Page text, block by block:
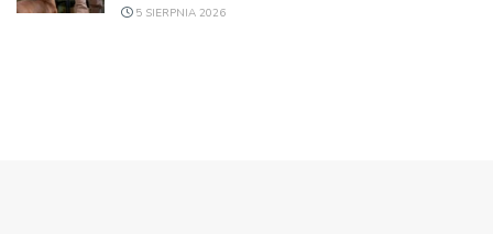
5 SIERPNIA 2026